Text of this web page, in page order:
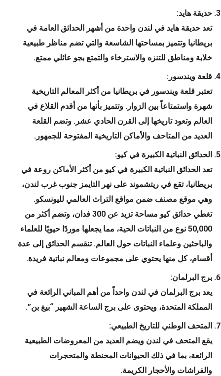
حديقة هايد:
تعد حديقة هايد في لندن واحدة من أشهر الحدائق العامة في
بريطانيا وتتميز بمساحتها الشاسعة والتي تضم مناظر طبيعية
خلابة ومناطق للتنزه والاسترخاء والتمتع بجو عائلي ممتع.
قلعة ويندسور:
تعتبر قلعة ويندسور في بريطانيا من أكثر المعالم التاريخية
شهرة واستمتاعاً بين الزوار. وتتميز بأنها من أقدم القلاع في
العالم وتعود تاريخها إلى القرن الحادي عشر. وتضم القلعة
العديد من المتاحف والأماكن التاريخية المفتوحة للجمهور.
الحدائق النباتية الكبيرة في كيو:
تعد الحدائق النباتية الكبيرة في كيو من أكثر الأماكن روعة في
بريطانيا، تقع في ريتشموند على نهر التايمز جنوب غرب لندن،
وهي موقع مصنف ضمن مواقع التراث العالمي لليونسكو.
تغطي حدائق كيو مساحة تزيد عن 300 فدان، وتضم أكثر من
50,000 نوع من النباتات الحية، مما يجعلها موردًا حيويًا للعلماء
والباحثين وعلماء النباتات حول العالم. تنقسم الحدائق إلى عدة
أقسام، كل منها يحتوي على مجموعات ومعالم نباتية فريدة.
برج البرلمان:
يعد برج البرلمان في لندن واحداً من أهم المباني الرائعة في
المملكة المتحدة، ويحتوى على برج الساعة الشهير “بيغ بن”.
المتحف الوطني للتاريخ الطبيعي:
يقع المتحف في لندن ويضم العديد من المعروضات الطبيعية
الرائعة، بما في ذلك الحيوانات المحنطة والمتحجرات
والفراشات والأحجار الكريمة.